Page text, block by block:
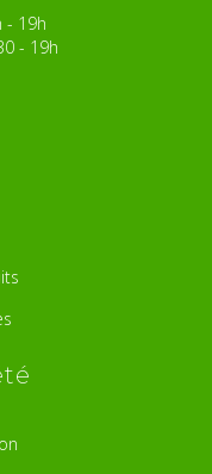
- 19h
- 19h